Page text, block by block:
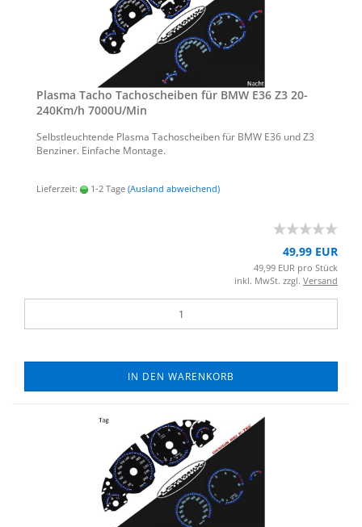
Plas­ma Tacho Ta­cho­schei­ben für BMW E36 Z3 20-​
240Km/h 7000U/Min
Selbst­leuch­ten­de Plas­ma Ta­cho­schei­ben für BMW E36 und Z3
Ben­zi­ner. Ein­fa­che Mon­ta­ge.
Lieferzeit: 1-2 Tage (Ausland abweichend)
49,99 EUR
49,99 EUR pro Stück
inkl. MwSt. zzgl. Versand
IN DEN WARENKORB